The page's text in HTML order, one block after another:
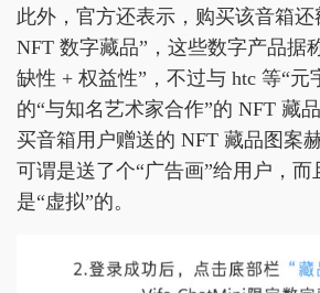
此外，官方还表示，购买该音箱还
NFT 数字藏品”，这些数字产品据
缺性 + 权益性”，不过与 htc 等“元
的“与知名艺术家合作”的 NFT 藏
买音箱用户赠送的 NFT 藏品图案
可谓是送了个“广告画”给用户，而
是“虚拟”的。